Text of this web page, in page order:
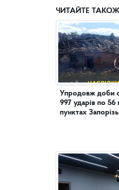
ЧИТАЙТЕ ТАКОЖ
Упродовж доби
997 ударів по 56
пунктах